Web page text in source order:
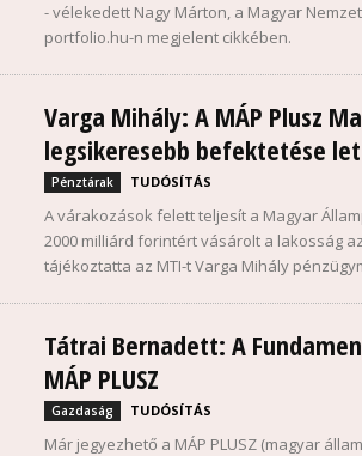
- vélekedett Nagy Márton, a Magyar
portfolio.hu-n megjelent cikkében.
Varga Mihály: A MÁP Plusz
legsikeresebb befektetése
Pénztárak TUDÓSÍTÁS
A várakozások felett teljesít a Magyar
2000 milliárd forintért vásárolt a lakosság
tájékoztatta az MTI-t Varga Mihály
Tátrai Bernadett: A
MÁP PLUSZ
Gazdaság TUDÓSÍTÁS
Már jegyezhető a MÁP PLUSZ (magyar